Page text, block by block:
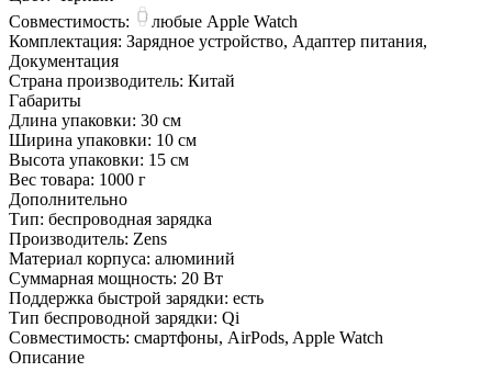
Совместимость:
любые Apple Watch
Комплектация: Зарядное устройство, Адаптер питания,
Документация
Страна производитель: Китай
Габариты
Длина упаковки: 30 см
Ширина упаковки: 10 см
Высота упаковки: 15 см
Вес товара: 1000 г
Дополнительно
Тип: беспроводная зарядка
Производитель: Zens
Материал корпуса: алюминий
Суммарная мощность: 20 Вт
Поддержка быстрой зарядки: есть
Тип беспроводной зарядки: Qi
Совместимость: смартфоны, AirPods, Apple Watch
Описание